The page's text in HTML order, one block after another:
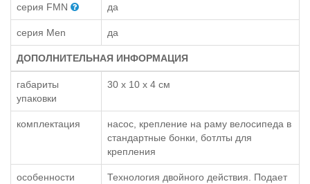
серия FMN да
серия Men да
ДОПОЛНИТЕЛЬНАЯ ИНФОРМАЦИЯ
габариты
упаковки
30 x 10 x 4 см
комплектация
насос, крепление на раму велосипеда в
стандартные бонки, ботлты для
крепления
особенности
Технология двойного действия. Подает